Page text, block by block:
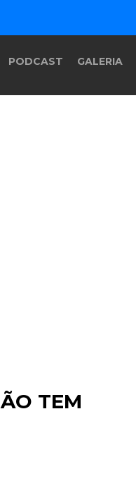
PODCAST GALERIA
TEM